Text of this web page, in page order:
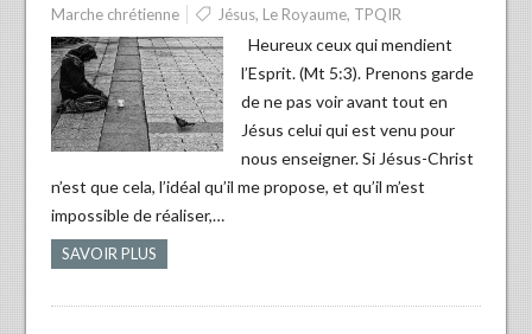
Marche chrétienne
Jésus, Le Royaume, TPQIR
Heureux ceux qui mendient
l’Esprit. (Mt 5:3). Prenons garde
de ne pas voir avant tout en
Jésus celui qui est venu pour
nous enseigner. Si Jésus-Christ
n’est que cela, l’idéal qu’il me propose, et qu’il m’est
impossible de réaliser,…
SAVOIR PLUS